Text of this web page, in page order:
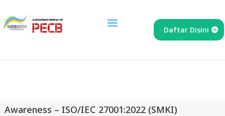
Daftar Disini
Awareness – ISO/IEC 27001:2022 (SMKI)